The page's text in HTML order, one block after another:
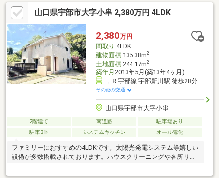
山口県宇部市大字小串 2,380万円 4LDK
2,380万円
間取り 4LDK
建物面積135.38m2
土地面積244.17m2
築年月 2013年5月(築13年4ヶ月)
ＪＲ宇部線 宇部新川駅 徒歩28分
その他の交通
山口県宇部市大字小串
2階建て 南道路
駐車場あり
駐車3台
システムキッチン オール電化
ファミリーにおすすめの4LDKです。太陽光発電システム等嬉しい
設備が多数搭載されております。ハウスクリーニングや各所リフ